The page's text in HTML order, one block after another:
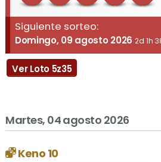
Siguiente sorteo:
Domingo, 09 agosto 2026 2d 1h
Ver Loto 5z35
Martes, 04 agosto 2026
Keno 10